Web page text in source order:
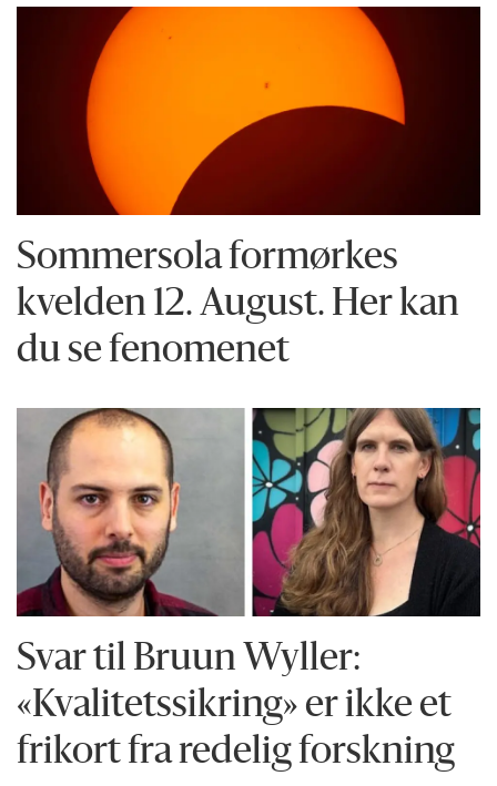
Sommersola formørkes
kvelden 12. August. Her kan
du se fenomenet
Svar til Bruun Wyller:
«Kvalitetssikring» er ikke et
frikort fra redelig forskning